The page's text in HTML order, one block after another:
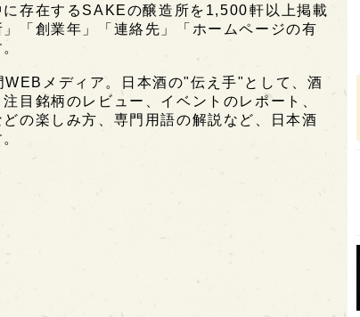
存在するSAKEの醸造所を1,500軒以上掲載
「創業年」「連絡先」「ホームページの有
メディア。日本酒の"伝え手"として、酒
目銘柄のレビュー、イベントのレポート、
の楽しみ方、専門用語の解説など、日本酒